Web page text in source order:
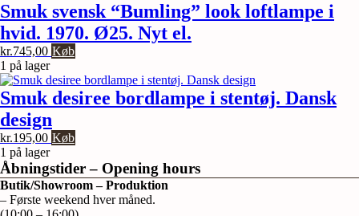
Smuk svensk “Bumling” look loftlampe i
hvid. 1970. Ø25. Nyt el.
kr.745,00 Køb
1 på lager
Smuk desiree bordlampe i stentøj. Dansk
design
kr.195,00 Køb
1 på lager
Åbningstider – Opening hours
Butik/Showroom – Produktion
– Første weekend hver måned.